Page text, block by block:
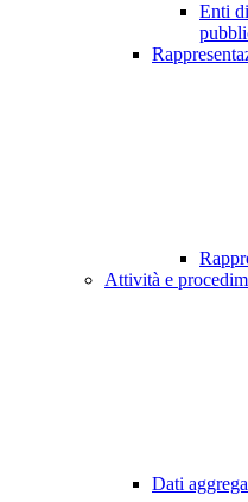
Enti
Attività e
Dati